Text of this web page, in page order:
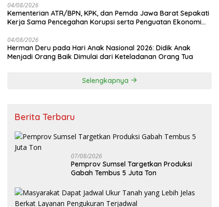
04/08/2026
Kementerian ATR/BPN, KPK, dan Pemda Jawa Barat Sepakati
Kerja Sama Pencegahan Korupsi serta Penguatan Ekonomi
04/08/2026
Herman Deru pada Hari Anak Nasional 2026: Didik Anak
Menjadi Orang Baik Dimulai dari Keteladanan Orang Tua
Selengkapnya
Berita Terbaru
07/08/2026
Pemprov Sumsel Targetkan Produksi
Gabah Tembus 5 Juta Ton